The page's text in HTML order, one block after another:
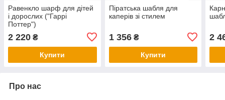
Равенкло шарф для дітей
і дорослих ("Гаррі
Поттер")
2 220 ₴
Купити
Піратська шабля для
каперів зі стилем
1 356₴
Купити
2
Про нас